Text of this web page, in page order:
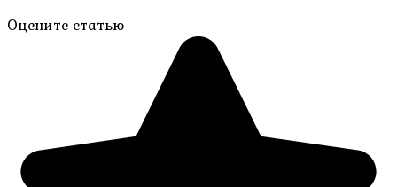
Оцените статью